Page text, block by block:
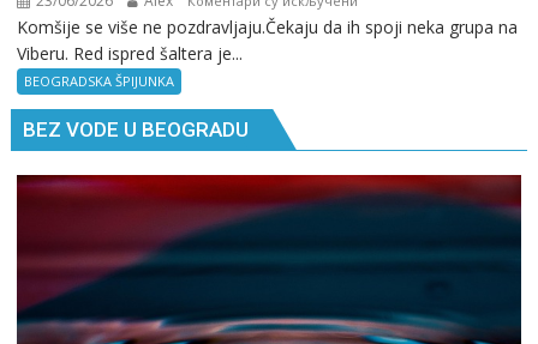
Beogradska
Komšije se više ne pozdravljaju.Čekaju da ih spoji neka grupa na
Viberu. Red ispred šaltera je...
BEOGRADSKA ŠPIJUNKA
BEZ VODE U BEOGRADU